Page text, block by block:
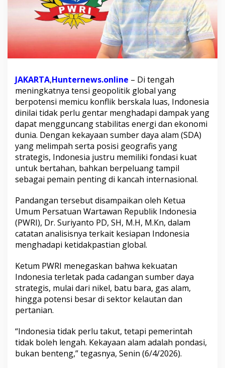
c
a
m
a
n
P
e
a
n
g
G
l
o
b
l
,
I
n
d
n
e
s
i
a
D
y
a
k
i
n
a
m
p
u
JAKARTA,Hunternews.online – Di tengah
meningkatnya tensi geopolitik global yang
berpotensi memicu konflik berskala luas, Indonesia
dinilai tidak perlu gentar menghadapi dampak yang
dapat mengguncang stabilitas energi dan ekonomi
dunia. Dengan kekayaan sumber daya alam (SDA)
yang melimpah serta posisi geografis yang
strategis, Indonesia justru memiliki fondasi kuat
untuk bertahan, bahkan berpeluang tampil
sebagai pemain penting di kancah internasional.
Pandangan tersebut disampaikan oleh Ketua
Umum Persatuan Wartawan Republik Indonesia
(PWRI), Dr. Suriyanto PD, SH, M.H, M.Kn, dalam
catatan analisisnya terkait kesiapan Indonesia
menghadapi ketidakpastian global.
Ketum PWRI menegaskan bahwa kekuatan
Indonesia terletak pada cadangan sumber daya
strategis, mulai dari nikel, batu bara, gas alam,
hingga potensi besar di sektor kelautan dan
pertanian.
“Indonesia tidak perlu takut, tetapi pemerintah
tidak boleh lengah. Kekayaan alam adalah pondasi,
bukan benteng,” tegasnya, Senin (6/4/2026).